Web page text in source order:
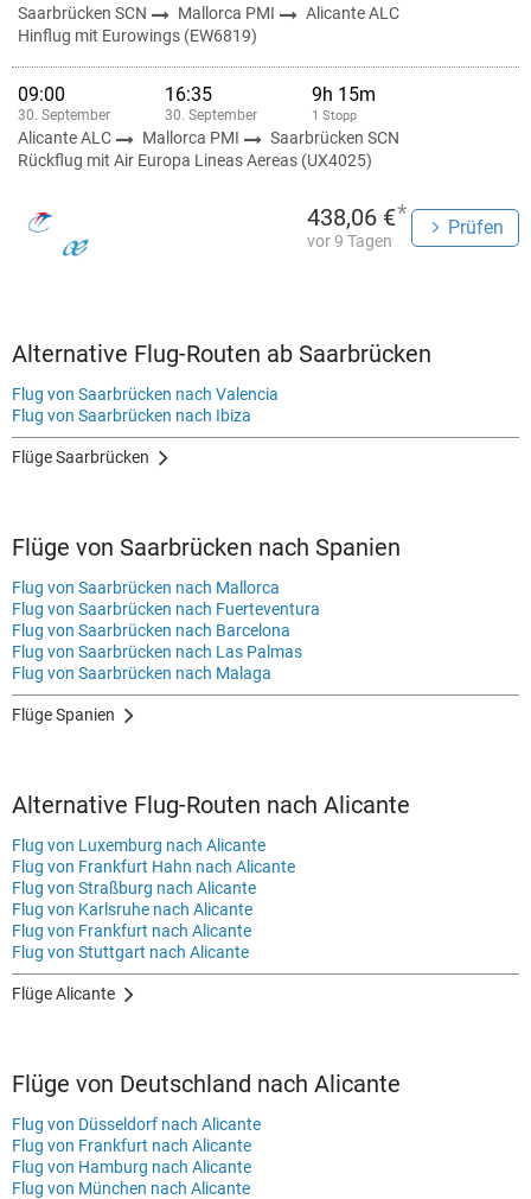
Saarbrücken SCN Mallorca PMI
Alicante ALC
Hinflug mit Eurowings (EW6819)
09:00
30. September
16:35
30. September
9h 15m
1 Stopp
Alicante ALC Mallorca PMI
Saarbrücken SCN
Rückflug mit Air Europa Lineas Aereas (UX4025)
438,06 €*
vor 9 Tagen
Prüfen
Alternative Flug-Routen ab Saarbrücken
Flug von Saarbrücken nach Valencia
Flug von Saarbrücken nach Ibiza
Flüge Saarbrücken
Flüge von Saarbrücken nach Spanien
Flug von Saarbrücken nach Mallorca
Flug von Saarbrücken nach Fuerteventura
Flug von Saarbrücken nach Barcelona
Flug von Saarbrücken nach Las Palmas
Flug von Saarbrücken nach Malaga
Flüge Spanien
Alternative Flug-Routen nach Alicante
Flug von Luxemburg nach Alicante
Flug von Frankfurt Hahn nach Alicante
Flug von Straßburg nach Alicante
Flug von Karlsruhe nach Alicante
Flug von Frankfurt nach Alicante
Flug von Stuttgart nach Alicante
Flüge Alicante
Flüge von Deutschland nach Alicante
Flug von Düsseldorf nach Alicante
Flug von Frankfurt nach Alicante
Flug von Hamburg nach Alicante
Flug von München nach Alicante